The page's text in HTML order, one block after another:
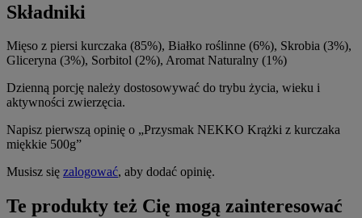
Składniki
Mięso z piersi kurczaka (85%), Białko roślinne (6%), Skrobia (3%),
Gliceryna (3%), Sorbitol (2%), Aromat Naturalny (1%)
Dzienną porcję należy dostosowywać do trybu życia, wieku i
aktywności zwierzęcia.
Napisz pierwszą opinię o „Przysmak NEKKO Krążki z kurczaka
miękkie 500g”
Musisz się zalogować, aby dodać opinię.
Te produkty też Cię mogą zainteresować